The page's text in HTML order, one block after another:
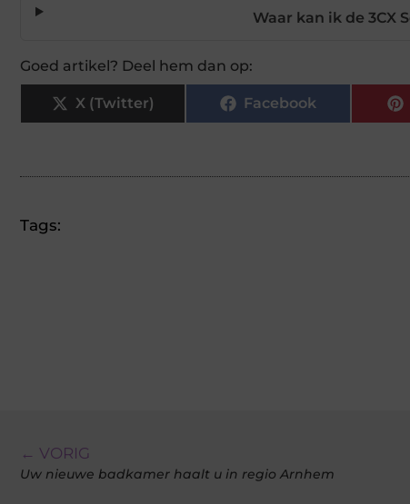
Waar kan ik de 3CX
Goed artikel? Deel hem dan op:
X (Twitter) Facebook
Tags:
← VORIG
Uw nieuwe badkamer haalt u in regio Arnhem